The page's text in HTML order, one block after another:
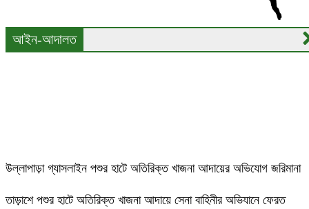
আইন-আদালত
উল্লাপাড়া গ্যাসলাইন পশুর হাটে অতিরিক্ত খাজনা আদায়ের অভিযোগ জরিমানা
তাড়াশে পশুর হাটে অতিরিক্ত খাজনা আদায়ে সেনা বাহিনীর অভিযানে ফেরত